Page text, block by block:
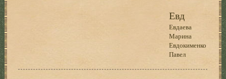
Евд
Евдаева
Марина
Евдокименко
Павел